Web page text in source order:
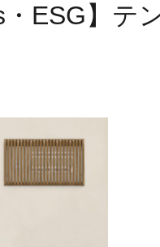
・ESG】